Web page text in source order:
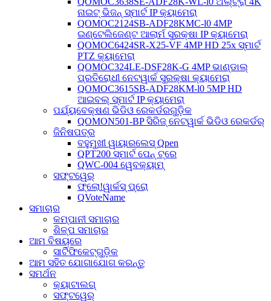
ନାଇଟ୍ ଭିଜନ୍ ସ୍ମାର୍ଟ IP କ୍ୟାମେରା
QOMOC2124SB-ADF28KMC-l0 4MP
ଇଣ୍ଟେଲିଜେଣ୍ଟ ଆଲାର୍ମ ସୁରକ୍ଷା IP କ୍ୟାମେରା
QOMOC6424SR-X25-VF 4MP HD 25x ସ୍ମାର୍ଟ
PTZ କ୍ୟାମେରା
QOMOC324LE-DSF28K-G 4MP ଭାଣ୍ଡାଲ୍
ପ୍ରତିରୋଧୀ ନେଟୱାର୍କ ସୁରକ୍ଷା କ୍ୟାମେରା
QOMOC3615SB-ADF28KM-l0 5MP HD
ଆଇବଲ୍ ସ୍ମାର୍ଟ IP କ୍ୟାମେରା
ପର୍ଯ୍ୟବେକ୍ଷଣ ଭିଡିଓ ରେକର୍ଡରଗୁଡ଼ିକ
QOMON501-BP ସିରିଜ୍ ନେଟୱାର୍କ ଭିଡିଓ ରେକର୍ଡର୍
ଜିନିଷପତ୍ର
ବହୁମୁଖୀ ୱାୟାରଲେସ୍ Qpen
QPT200 ସ୍ମାର୍ଟ ପେନ୍ ଟ୍ରେ
QWC-004 ୱେବକ୍ୟାମ୍
ସଫ୍ଟୱେର୍
ଫ୍ଲୋ!ୱାର୍କସ୍ ପ୍ରୋ
QVoteName
ସମାଚାର
କମ୍ପାନୀ ସମାଚାର
ଶିଳ୍ପ ସମାଚାର
ଆମ ବିଷୟରେ
ସାର୍ଟିଫିକେଟ୍‌ଗୁଡ଼ିକ
ଆମ ସହିତ ଯୋଗାଯୋଗ କରନ୍ତୁ
ସମର୍ଥନ
କ୍ୟାଟାଲଗ୍
ସଫ୍ଟୱେର୍